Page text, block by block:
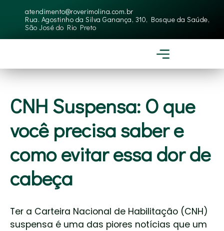
atendimento@roverimolina.com.br
Rua. Agostinho da Silva Ganança, 310, Bosque da Saúde,
São José do Rio Preto
CNH Suspensa: O que
você precisa saber e
como evitar essa dor de
cabeça
Ter a Carteira Nacional de Habilitação (CNH)
suspensa é uma das piores notícias que um